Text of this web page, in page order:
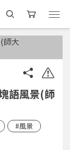
語風景(師
#風景